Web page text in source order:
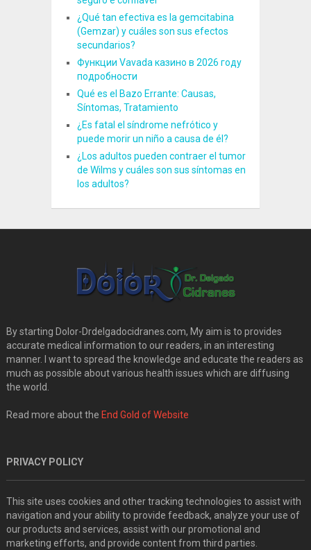
¿Qué tan efectiva es la gemcitabina
(Gemzar) y cuáles son sus efectos
secundarios?
Функции Vavada казино в 2026 году
подробности
Qué es el Bazo Errante: Causas,
Síntomas, Tratamiento
¿Es fatal el síndrome nefrótico y
puede morir un niño a causa de él?
¿Los adultos pueden contraer el tumor
de Wilms y cuáles son sus síntomas en
los adultos?
By starting Dolor-Drdelgadocidranes.com, My aim is to provides
accurate medical information to our readers, in an interesting
manner. I want to spread the knowledge and educate the readers as
much as possible about various health issues which are diffusing
the world.
Read more about the End Gold of Website
PRIVACY POLICY
This site uses cookies and other tracking technologies to assist with
navigation and your ability to provide feedback, analyze your use of
our products and services, assist with our promotional and
marketing efforts, and provide content from third parties.